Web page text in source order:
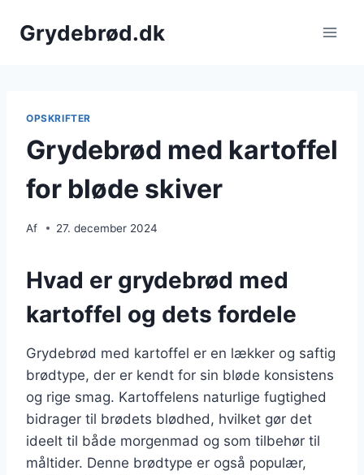
Grydebrød.dk
OPSKRIFTER
Grydebrød med kartoffel
for bløde skiver
Af 27. december 2024
Hvad er grydebrød med
kartoffel og dets fordele
Grydebrød med kartoffel er en lækker og saftig
brødtype, der er kendt for sin bløde konsistens
og rige smag. Kartoffelens naturlige fugtighed
bidrager til brødets blødhed, hvilket gør det
ideelt til både morgenmad og som tilbehør til
måltider. Denne brødtype er også populær,